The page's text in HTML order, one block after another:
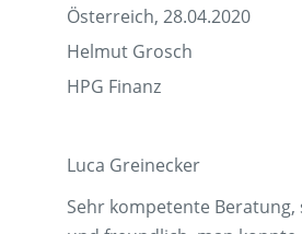
Österreich, 28.04.2020
Helmut Grosch
HPG Finanz
Luca Greinecker
Sehr kompetente